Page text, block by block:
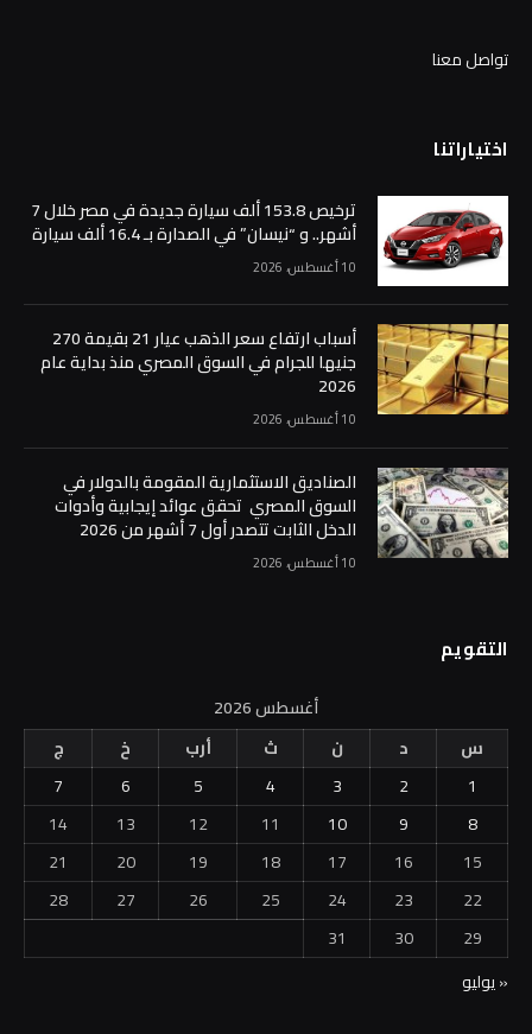
تواصل معنا
اختياراتنا
ترخيص 153.8 ألف سيارة جديدة في مصر خلال 7
أشهر.. و “نيسان” في الصدارة بـ 16.4 ألف سيارة
10 أغسطس، 2026
أسباب ارتفاع سعر الذهب عيار 21 بقيمة 270
جنيها للجرام في السوق المصري منذ بداية عام
2026
10 أغسطس، 2026
الصناديق الاستثمارية المقومة بالدولار في
السوق المصري تحقق عوائد إيجابية وأدوات
الدخل الثابت تتصدر أول 7 أشهر من 2026
10 أغسطس، 2026
التقويم
أغسطس 2026
س
د ن ث أرب خ
ج
1
2
3
4
5
6
7
8
9
10
11
12
13
14
15
16
17
18
19
20
21
22
23
24
25
26
27
28
29
30
31
« يوليو